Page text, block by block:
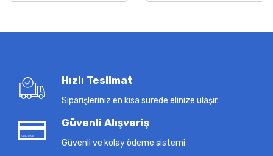
Hızlı Teslimat
Siparişleriniz en kısa sürede elinize ulaşır.
Güvenli Alışveriş
Güvenli ve kolay ödeme sistemi